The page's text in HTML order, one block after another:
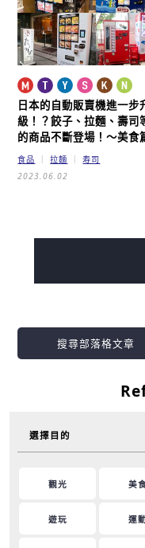
日本的自動販賣機進一步
級！？餃子、拉麵、壽司
的商品不斷登場！～美食
食品 拉麵
寿司
2023.06.02
搜尋部落格文章
選擇目的
觀光 美
遊玩 運